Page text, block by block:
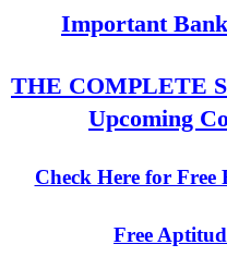
Important
THE COMPLETE
Upcoming
Check Here for Free
Free